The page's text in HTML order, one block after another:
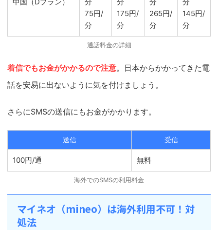
75円/
分
175円/
分
265円/
分
145円/
分
通話料金の詳細
着信でもお金がかかるので注意。日本からかかってきた電
話を安易に出ないように気を付けましょう。
さらにSMSの送信にもお金がかかります。
送信 受信
100円/通 無料
海外でのSMSの利用料金
マイネオ（mineo）は海外利用不可！対
処法